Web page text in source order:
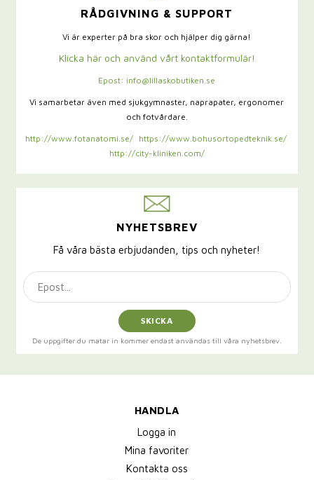
RÅDGIVNING & SUPPORT
Vi är experter på bra skor och hjälper dig gärna!
Klicka här och använd vårt kontaktformulär!
Epost: info@lillaskobutiken.se
Vi samarbetar även med sjukgymnaster, naprapater, ergonomer
och fotvårdare.
http://www.fotanatomi.se/
https://www.bohusortopedteknik.se/
http://city-kliniken.com/
NYHETSBREV
Få våra bästa erbjudanden, tips och nyheter!
SKICKA
De uppgifter du matar in kommer endast användas till våra nyhetsbrev.
HANDLA
Logga in
Mina favoriter
Kontakta oss